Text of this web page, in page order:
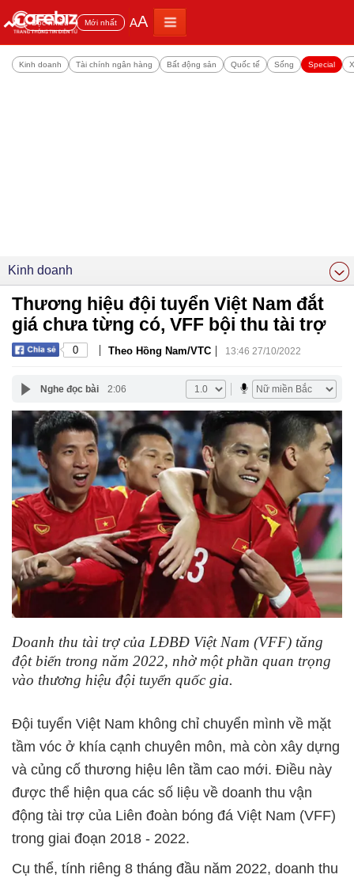
Đọc nhiều Mới nhất AA
Kinh doanh Tài chính ngân hàng Bất động sản Quốc tế Sống Special
Kinh doanh
Thương hiệu đội tuyển Việt Nam đắt
giá chưa từng có, VFF bội thu tài trợ
0 | Theo Hồng Nam/VTC | 13:46 27/10/2022
Nghe đọc bài 2:06
Doanh thu tài trợ của LĐBĐ Việt Nam (VFF) tăng
đột biến trong năm 2022, nhờ một phần quan trọng
vào thương hiệu đội tuyển quốc gia.
Đội tuyển Việt Nam không chỉ chuyển mình về mặt
tầm vóc ở khía cạnh chuyên môn, mà còn xây dựng
và củng cố thương hiệu lên tầm cao mới. Điều này
được thể hiện qua các số liệu về doanh thu vận
động tài trợ của Liên đoàn bóng đá Việt Nam (VFF)
trong giai đoạn 2018 - 2022.
Cụ thể, tính riêng 8 tháng đầu năm 2022, doanh thu